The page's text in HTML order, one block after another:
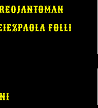
JANTOMAN
PAOLA FOLLI